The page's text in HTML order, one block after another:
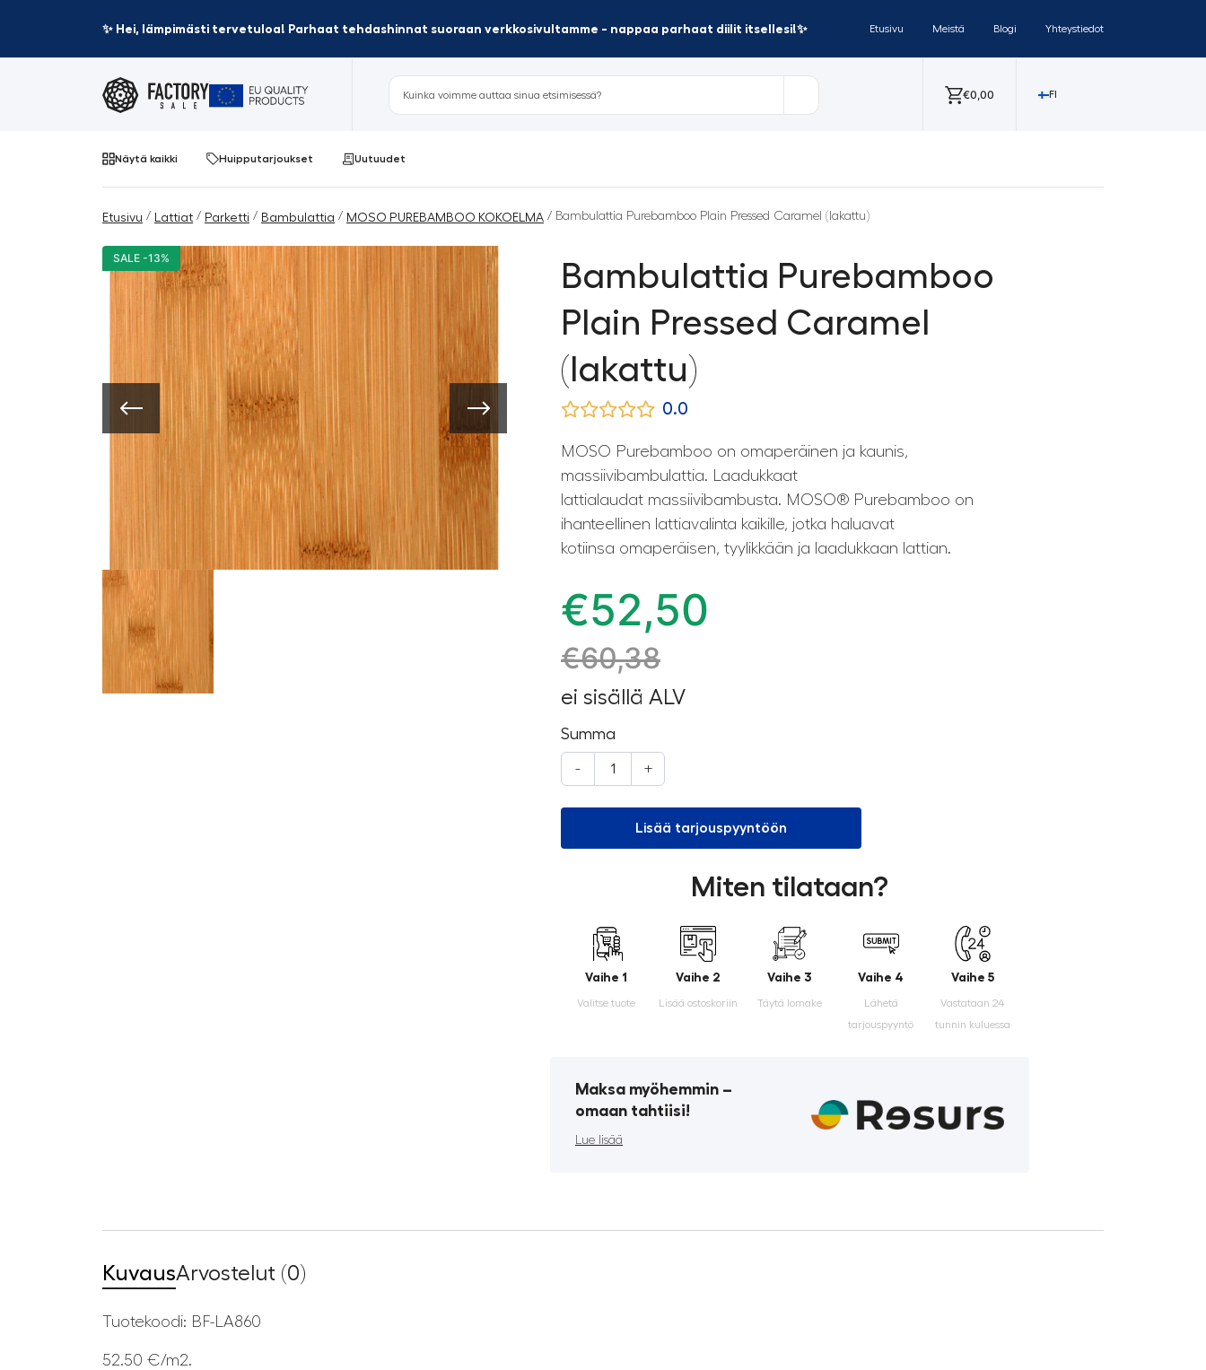
✨ Hei, lämpimästi tervetuloa! Parhaat tehdashinnat suoraan verkkosivultamme - nappaa parhaat diilit itsellesi!✨ Etusivu Meistä Blogi Yhteystiedot
€0,00 FI
Näytä kaikki Huipputarjoukset Uutuudet
Etusivu / Lattiat / Parketti / Bambulattia / MOSO PUREBAMBOO KOKOELMA / Bambulattia Purebamboo Plain Pressed Caramel (lakattu)
SALE -13%
Bambulattia Purebamboo
Plain Pressed Caramel
(lakattu)
0.0
MOSO Purebamboo on omaperäinen ja kaunis,
massiivibambulattia. Laadukkaat
lattialaudat massiivibambusta. MOSO® Purebamboo on
ihanteellinen lattiavalinta kaikille, jotka haluavat
kotiinsa omaperäisen, tyylikkään ja laadukkaan lattian.
€52,50
€60,38
ei sisällä ALV
Summa
- +
Lisää tarjouspyyntöön
Miten tilataan?
Vaihe 1
Valitse tuote
Vaihe 2
Lisää ostoskoriin
Vaihe 3
Täytä lomake
Vaihe 4
Lähetä
tarjouspyyntö
Vaihe 5
Vastataan 24
tunnin kuluessa
Maksa myöhemmin ­–
omaan tahtiisi!
Lue lisää
KuvausArvostelut (0)
Tuotekoodi: BF-LA860
52.50 €/m2.